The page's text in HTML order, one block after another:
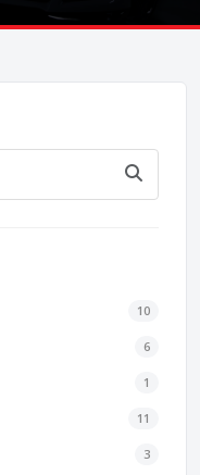
10
6
1
11
3